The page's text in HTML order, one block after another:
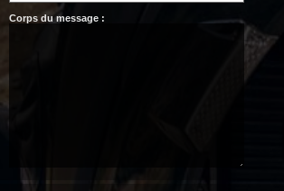
Corps du message :